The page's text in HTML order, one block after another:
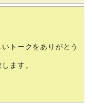
トークをありがとう
ます。